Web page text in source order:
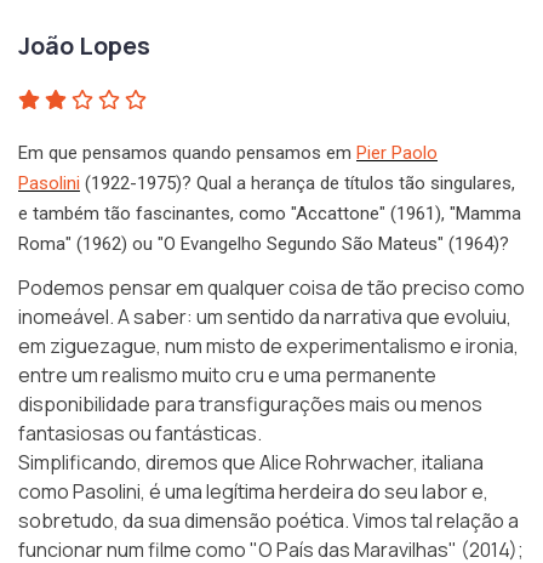
João Lopes
Em que pensamos quando pensamos em Pier Paolo
Pasolini (1922-1975)? Qual a herança de títulos tão singulares,
e também tão fascinantes, como "Accattone" (1961), "Mamma
Roma" (1962) ou "O Evangelho Segundo São Mateus" (1964)?
Podemos pensar em qualquer coisa de tão preciso como
inomeável. A saber: um sentido da narrativa que evoluiu,
em ziguezague, num misto de experimentalismo e ironia,
entre um realismo muito cru e uma permanente
disponibilidade para transfigurações mais ou menos
fantasiosas ou fantásticas.
Simplificando, diremos que Alice Rohrwacher, italiana
como Pasolini, é uma legítima herdeira do seu labor e,
sobretudo, da sua dimensão poética. Vimos tal relação a
funcionar num filme como "O País das Maravilhas" (2014);